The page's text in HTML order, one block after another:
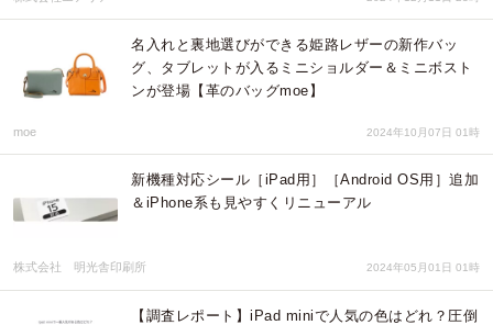
名入れと裏地選びができる姫路レザーの新作バッ
グ、タブレットが入るミニショルダー＆ミニボスト
ンが登場【革のバッグmoe】
moe 2024年10月07日 01時
新機種対応シール［iPad用］［Android OS用］追加
＆iPhone系も見やすくリニューアル
株式会社 明光舎印刷所 2024年05月01日 01時
【調査レポート】iPad miniで人気の色はどれ？圧倒